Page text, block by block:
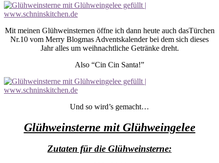
Mit meinen Glühweinsternen öffne ich dann heute auch dasTürchen
Nr.10 vom Merry Blogmas Adventskalender bei dem sich dieses
Jahr alles um weihnachtliche Getränke dreht.
Also “Cin Cin Santa!”
Und so wird’s gemacht…
Glühweinsterne mit Glühweingelee
Zutaten für die Glühweinsterne: